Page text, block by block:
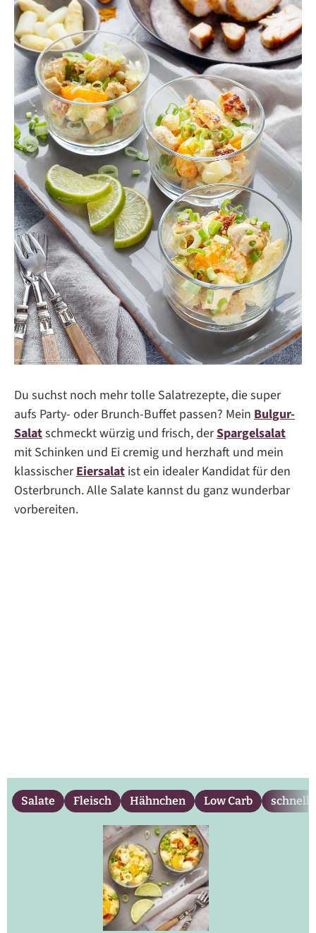
Du suchst noch mehr tolle Salatrezepte, die super
aufs Party- oder Brunch-Buffet passen? Mein Bulgur-
Salatschmeckt würzig und frisch, derSpargelsalat
mit Schinken und Ei cremig und herzhaft und mein
klassischerEiersalat ist ein idealer Kandidat für den
Osterbrunch. Alle Salate kannst du ganz wunderbar
vorbereiten.
Salate Fleisch Hähnchen Low Carb schnell